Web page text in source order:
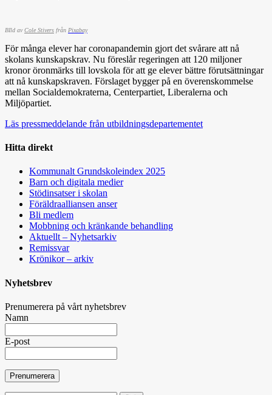
BIld avCole Stivers från Pixabay
För många elever har coronapandemin gjort det svårare att nå
skolans kunskapskrav. Nu föreslår regeringen att 120 miljoner
kronor öronmärks till lovskola för att ge elever bättre förutsättningar
att nå kunskapskraven. Förslaget bygger på en överenskommelse
mellan Socialdemokraterna, Centerpartiet, Liberalerna och
Miljöpartiet.
Läs pressmeddelande från utbildningsdepartementet
Hitta direkt
Kommunalt Grundskoleindex 2025
Barn och digitala medier
Stödinsatser i skolan
Föräldraalliansen anser
Bli medlem
Mobbning och kränkande behandling
Aktuellt – Nyhetsarkiv
Remissvar
Krönikor – arkiv
Nyhetsbrev
Prenumerera på vårt nyhetsbrev
Namn
E-post